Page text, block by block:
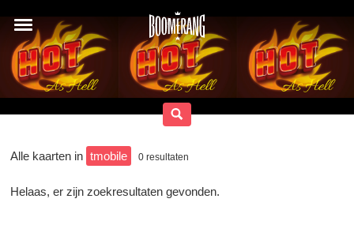
Alle kaarten in tmobile 0 resultaten
Helaas, er zijn zoekresultaten gevonden.